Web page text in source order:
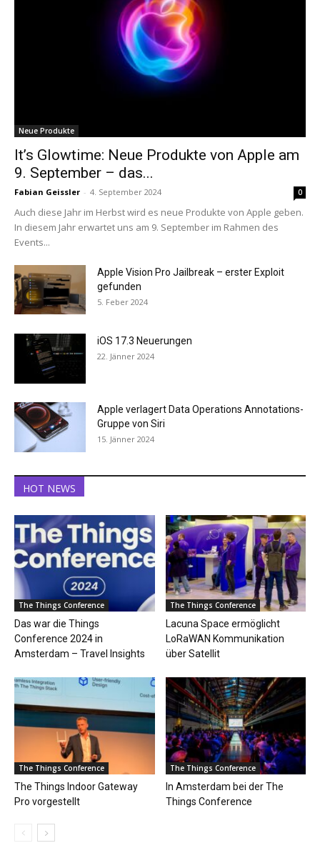
Neue Produkte
It’s Glowtime: Neue Produkte von Apple am
9. September – das...
Fabian Geissler - 4. September 2024 0
Auch diese Jahr im Herbst wird es neue Produkte von Apple geben.
In diesem Jahr erwartet uns am 9. September im Rahmen des
Events...
Apple Vision Pro Jailbreak – erster Exploit
gefunden
5. Feber 2024
iOS 17.3 Neuerungen
22. Jänner 2024
Apple verlagert Data Operations Annotations-
Gruppe von Siri
15. Jänner 2024
HOT NEWS
The Things Conference
Das war die Things
Conference 2024 in
Amsterdam – Travel Insights
The Things Conference
Lacuna Space ermöglicht
LoRaWAN Kommunikation
über Satellit
The Things Conference
The Things Indoor Gateway
Pro vorgestellt
The Things Conference
In Amsterdam bei der The
Things Conference